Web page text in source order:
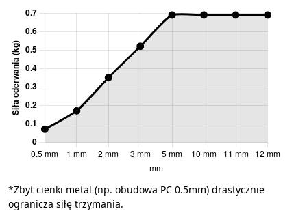
*Zbyt cienki metal (np. obudowa PC 0.5mm) drastycznie
ogranicza siłę trzymania.